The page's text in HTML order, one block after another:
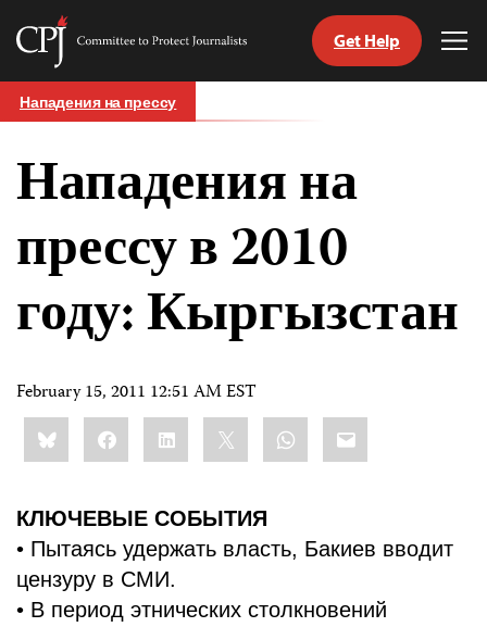
Skip
to
Committee
Protect
Journalists
Get Help
Нападения на прессу
Нападения на
прессу в 2010
году: Кыргызстан
February 15, 2011 12:51 AM EST
Share
this:BlueskyFacebookLinkedIn WhatsApp
Email
КЛЮЧЕВЫЕ СОБЫТИЯ
• Пытаясь удержать власть, Бакиев вводит
цензуру в СМИ.
• В период этнических столкновений